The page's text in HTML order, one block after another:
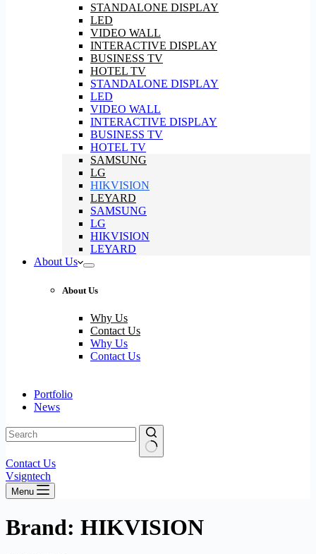
STANDALONE DISPLAY
LED
VIDEO WALL
INTERACTIVE DISPLAY
BUSINESS TV
HOTEL TV
STANDALONE DISPLAY
LED
VIDEO WALL
INTERACTIVE DISPLAY
BUSINESS TV
HOTEL TV
SAMSUNG
LG
HIKVISION
LEYARD
SAMSUNG
LG
HIKVISION
LEYARD
About Us
About Us
Why Us
Contact Us
Why Us
Contact Us
Portfolio
News
No
results
Contact Us
Vsigntech
Menu
Brand: HIKVISION